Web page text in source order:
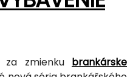
zmienku brankárske